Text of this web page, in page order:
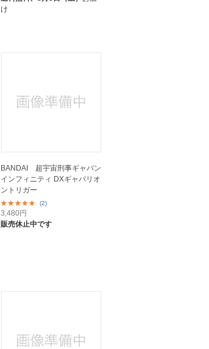
け
BANDAI 超宇宙刑事ギャバン
インフィニティ DXギャバリオ
ントリガー
(2)
3,480円
販売休止中です